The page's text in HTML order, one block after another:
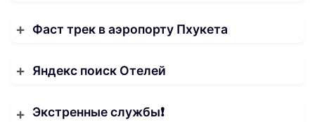
Фаст трек в аэропорту Пхукета
Яндекс поиск Отелей
Экстренные службы❗️